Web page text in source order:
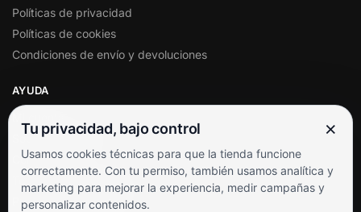
Políticas de privacidad
Políticas de cookies
Condiciones de envío y devoluciones
AYUDA
Soporte al cliente
Contacto
Términos y condiciones
Preguntas frecuentes
Tu privacidad, bajo control ×
Usamos cookies técnicas para que la tienda funcione
correctamente. Con tu permiso, también usamos analítica y
marketing para mejorar la experiencia, medir campañas y
personalizar contenidos.